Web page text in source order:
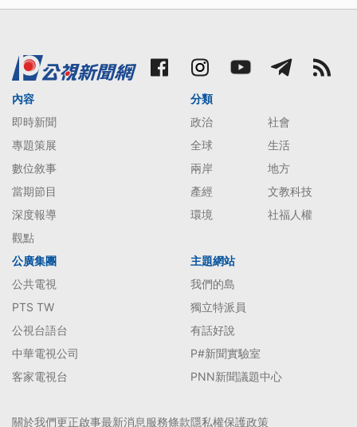
內容
即時新聞
專題策展
數位敘事
當期節目
深度報導
觀點
分類
政治
社會
全球
生活
兩岸
地方
產經
文教科技
環境
社福人權
公廣集團
公共電視
PTS TW
公視台語台
中華電視公司
客家電視台
主題網站
我們的島
獨立特派員
有話好說
P#新聞實驗室
PNN新聞議題中心
關於我們更正啟事最新消息服務條款隱私權保護政策